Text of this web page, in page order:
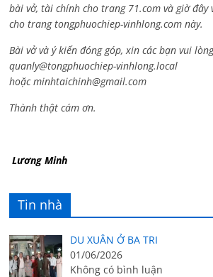
bài vở, tài chính cho trang 71.com và giờ đây
cho trang tongphuochiep-vinhlong.com này.
Bài vở và ý kiến đóng góp, xin các bạn vui
quanly@tongphuochiep-vinhlong.local
hoặcminhtaichinh@gmail.com
Thành thật cám ơn.
Lương Minh
Tin nhà
DU XUÂN Ở BA TRI
01/06/2026
Không có bình luận